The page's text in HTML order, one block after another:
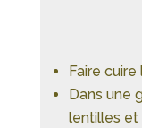
Faire
Dans une
lentilles et